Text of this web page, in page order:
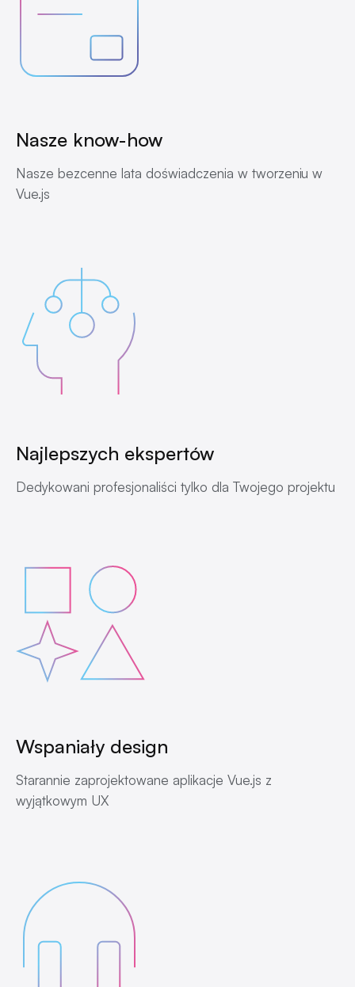
Nasze know-how
Nasze bezcenne lata doświadczenia w tworzeniu w
Vue.js
Najlepszych ekspertów
Dedykowani profesjonaliści tylko dla Twojego projektu
Wspaniały design
Starannie zaprojektowane aplikacje Vue.js z
wyjątkowym UX